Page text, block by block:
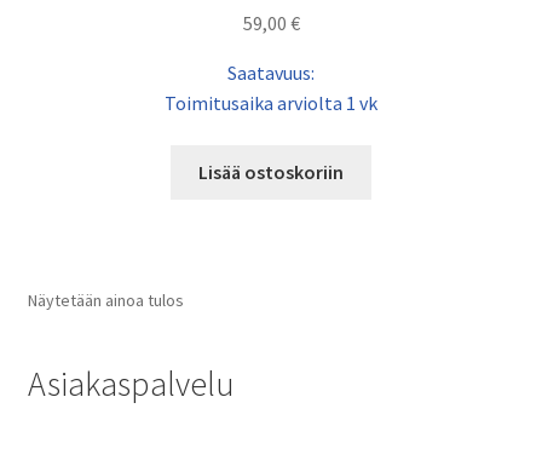
59,00 €
Saatavuus:
Toimitusaika arviolta 1 vk
Lisää ostoskoriin
Näytetään ainoa tulos
Asiakaspalvelu